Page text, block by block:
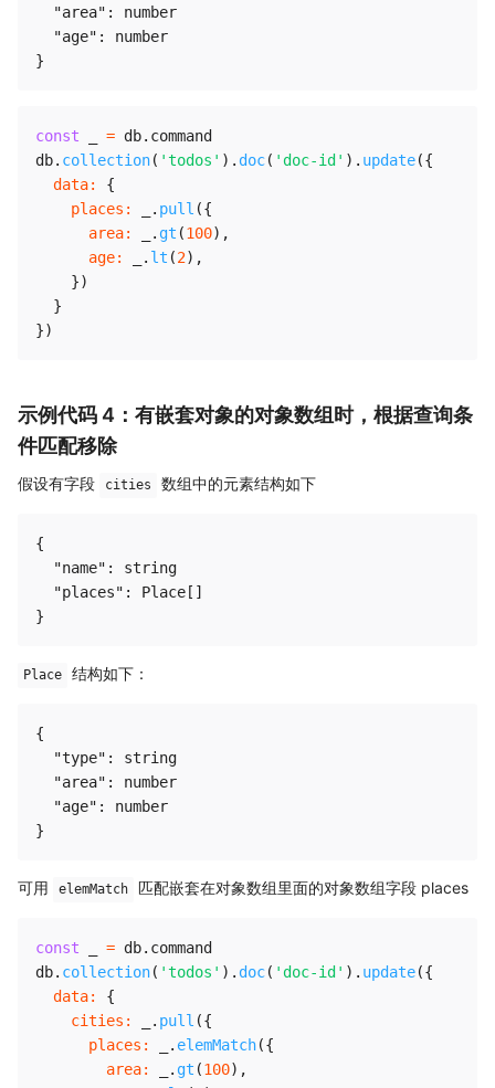
  "area": number
  "age": number
const = db. command
db. collection( 'todos' ) . doc( 'doc-id' ) . update({
data:
{
places : . pull ({
area: . gt (100) ,
age: . lt (2) ,
})
}
})
示例代码 4：有嵌套对象的对象数组时，根据查询条
件匹配移除
假设有字段 cities 数组中的元素结构如下
{
  "name": string
  "places": Place[]
Place 结构如下：
{
  "type": string
  "area": number
  "age": number
可用 elemMatch 匹配嵌套在对象数组里面的对象数组字段 places
const = db. command
db. collection( 'todos' ) . doc( 'doc-id' ) . update({
data:
{
cities : . pull ({
places : . elemMatch({
area: . gt (100) ,